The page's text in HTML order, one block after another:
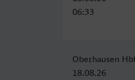
06:33
Oberhausen
18.08.26